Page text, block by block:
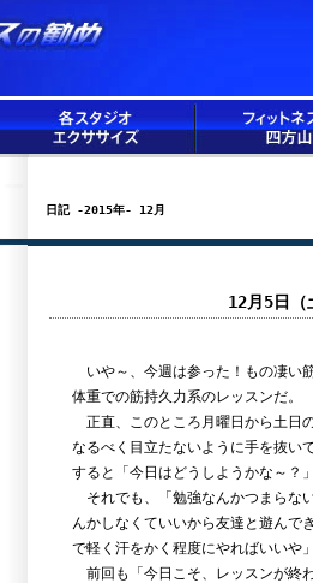
日記 -2015年- 12月
12月5日（
いや～、今週は参った！もの凄い
体重での筋持久力系のレッスンだ。
正直、このところ月曜日から土日
なるべく目立たないように手を抜い
すると「今日はどうしようかな～？
それでも、「勉強なんかつまらな
んかしなくていいから友達と遊んで
で軽く汗をかく程度にやればいいや
前回も「今日こそ、レッスンが終